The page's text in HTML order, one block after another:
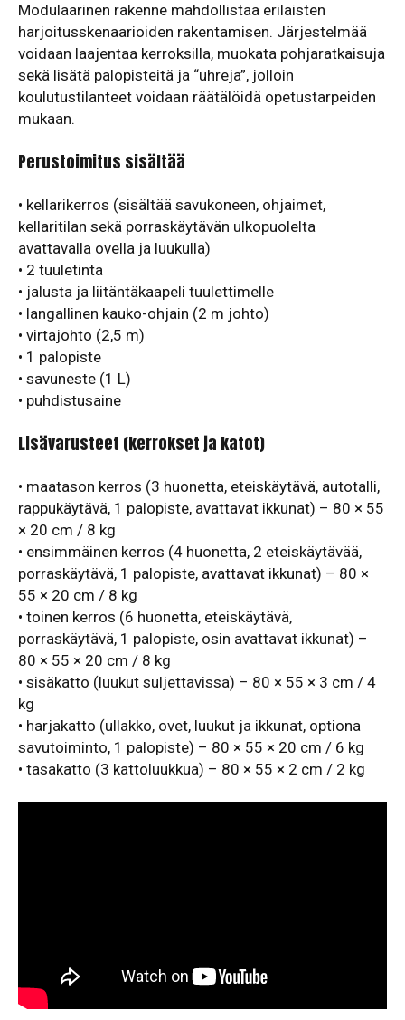
Modulaarinen rakenne mahdollistaa erilaisten
harjoitusskenaarioiden rakentamisen. Järjestelmää
voidaan laajentaa kerroksilla, muokata pohjaratkaisuja
sekä lisätä palopisteitä ja “uhreja”, jolloin
koulutustilanteet voidaan räätälöidä opetustarpeiden
mukaan.
Perustoimitus sisältää
• kellarikerros (sisältää savukoneen, ohjaimet,
kellaritilan sekä porraskäytävän ulkopuolelta
avattavalla ovella ja luukulla)
• 2 tuuletinta
• jalusta ja liitäntäkaapeli tuulettimelle
• langallinen kauko-ohjain (2 m johto)
• virtajohto (2,5 m)
• 1 palopiste
• savuneste (1 L)
• puhdistusaine
Lisävarusteet (kerrokset ja katot)
• maatason kerros (3 huonetta, eteiskäytävä, autotalli,
rappukäytävä, 1 palopiste, avattavat ikkunat) – 80 × 55
× 20 cm / 8 kg
• ensimmäinen kerros (4 huonetta, 2 eteiskäytävää,
porraskäytävä, 1 palopiste, avattavat ikkunat) – 80 ×
55 × 20 cm / 8 kg
• toinen kerros (6 huonetta, eteiskäytävä,
porraskäytävä, 1 palopiste, osin avattavat ikkunat) –
80 × 55 × 20 cm / 8 kg
• sisäkatto (luukut suljettavissa) – 80 × 55 × 3 cm / 4
kg
• harjakatto (ullakko, ovet, luukut ja ikkunat, optiona
savutoiminto, 1 palopiste) – 80 × 55 × 20 cm / 6 kg
• tasakatto (3 kattoluukkua) – 80 × 55 × 2 cm / 2 kg